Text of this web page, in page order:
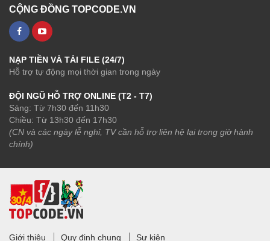
CỘNG ĐỒNG TOPCODE.VN
NẠP TIỀN VÀ TẢI FILE (24/7)
Hỗ trợ tự động mọi thời gian trong ngày
ĐỘI NGŨ HỖ TRỢ ONLINE (T2 - T7)
Sáng: Từ 7h30 đến 11h30
Chiều: Từ 13h30 đến 17h30
(CN và các ngày lễ nghỉ, TV cần hỗ trợ liên hệ lại trong giờ hành
chính)
Giới thiệu Quy định chung Sự kiện